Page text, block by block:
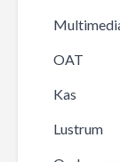
OAT
Kas
Lustrum